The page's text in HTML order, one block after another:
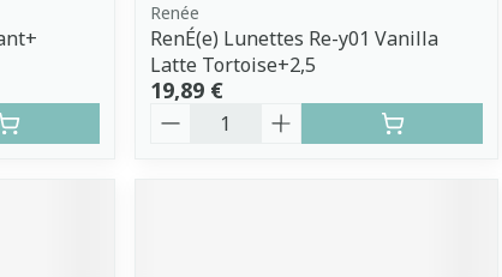
Renée
RenÉ(e) Lunettes Re-y01 Vanilla
Latte Tortoise+2,5
19,89 €
Quantité